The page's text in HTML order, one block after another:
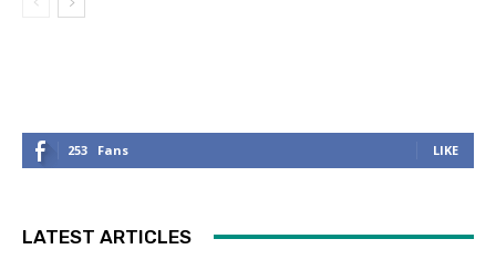
253 Fans LIKE
LATEST ARTICLES